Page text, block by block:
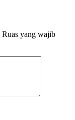
Ruas yang wajib